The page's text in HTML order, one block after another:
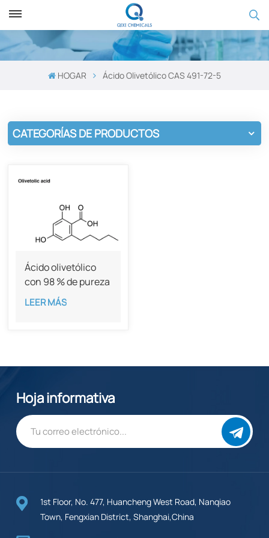
HOGAR Ácido Olivetólico CAS 491-72-5
CATEGORÍAS DE PRODUCTOS
Ácido olivetólico
con 98 % de pureza
CAS 491-72-5
LEER MÁS
Hoja informativa
1st Floor, No. 477, Huancheng West Road, Nanqiao
Town, Fengxian District, Shanghai,China